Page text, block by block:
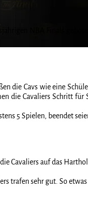
NBA Finals
die Cavs wie eine
die Cavaliers Schritt
5 Spielen, beendet
Cavaliers auf das
trafen sehr gut. So